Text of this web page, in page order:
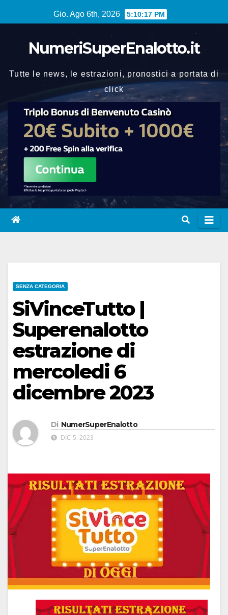
al
Gio. Ago 6th, 2026 5:10:18 PM
NumeriSuperEnalotto.it
Tutte le news, le estrazioni, pronostici a portata di
click
SENZA CATEGORIA
SiVinceTutto |
Superenalotto
estrazione di
mercoledi 6
dicembre 2023
Di NumerSuperEnalotto
DIC 5, 2023